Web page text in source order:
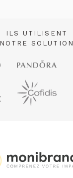
ILS UTILISENT
NOTRE SOLUTION